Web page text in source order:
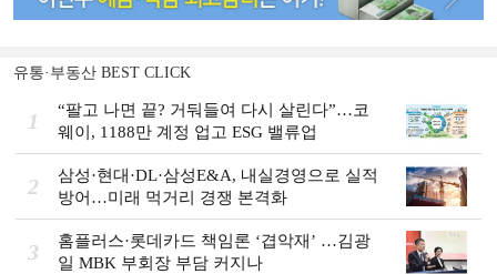
유통·부동산 BEST CLICK
1
“팔고 나면 끝? 거둬들여 다시 살린다”…코
웨이, 1188만 계정 업고 ESG 밸류업
2
삼성·현대·DL·삼성E&A, 내실경영으로 실적
방어…미래 먹거리 경쟁 본격화
3
홈플러스·롯데카드 책임론 ‘겹악재’ …김광
일 MBK 부회장 부담 커지나